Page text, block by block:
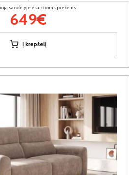
sandėlyje esančioms prekėms
649€
Į krepšelį